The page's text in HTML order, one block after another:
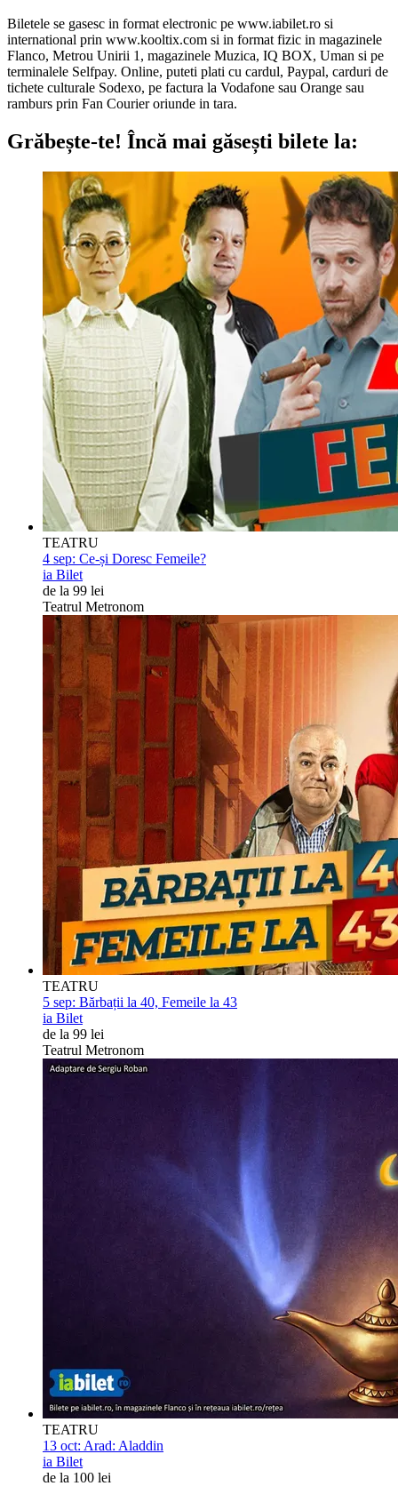
Biletele se gasesc in format electronic pe www.iabilet.ro si
international prin www.kooltix.com si in format fizic in magazinele
Flanco, Metrou Unirii 1, magazinele Muzica, IQ BOX, Uman si pe
terminalele Selfpay. Online, puteti plati cu cardul, Paypal, carduri de
tichete culturale Sodexo, pe factura la Vodafone sau Orange sau
ramburs prin Fan Courier oriunde in tara.
Grăbește-te! Încă mai găsești bilete la:
TEATRU
4 sep: Ce-și Doresc Femeile?
ia Bilet
de la 99 lei
Teatrul Metronom
TEATRU
5 sep: Bărbații la 40, Femeile la 43
ia Bilet
de la 99 lei
Teatrul Metronom
TEATRU
13 oct: Arad: Aladdin
ia Bilet
de la 100 lei